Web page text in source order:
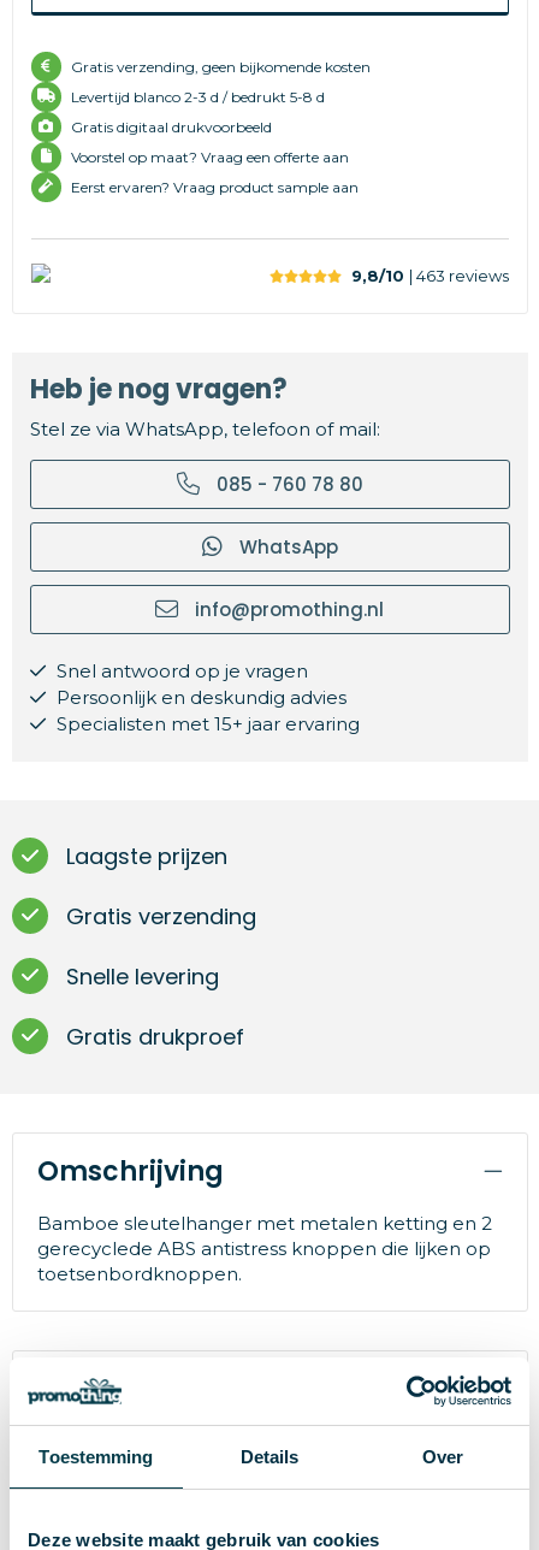
Toestemming Details Over
Deze website maakt gebruik van cookies
Gratis verzending, geen bijkomende kosten
Levertijd blanco 2-3 d / bedrukt 5-8 d
Gratis digitaal drukvoorbeeld
Voorstel op maat? Vraag een offerte aan
Eerst ervaren? Vraag product sample aan
9,8/10 | 463 reviews
Heb je nog vragen?
Stel ze via WhatsApp, telefoon of mail:
085 - 760 78 80
WhatsApp
info@promothing.nl
Snel antwoord op je vragen
Persoonlijk en deskundig advies
Specialisten met 15+ jaar ervaring
Laagste prijzen
Gratis verzending
Snelle levering
Gratis drukproef
Omschrijving
Bamboe sleutelhanger met metalen ketting en 2
gerecyclede ABS antistress knoppen die lijken op
toetsenbordknoppen.
Specificaties
Artikelnummer 29755